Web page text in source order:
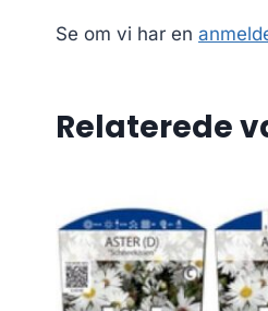
Se om vi har en
Relaterede